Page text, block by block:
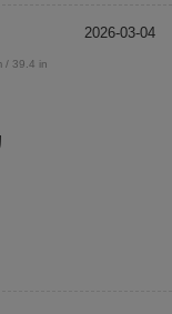
2026-03-04
/ 39.4 in